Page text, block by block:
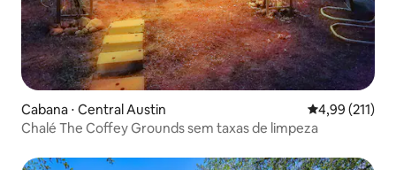
Cabana ⋅ Central Austin 4,99 de uma
4,99 (211)
Chalé The Coffey Grounds sem taxas de limpeza